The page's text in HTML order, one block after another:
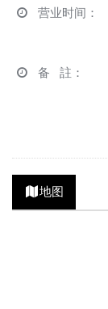
营业时间 ：
备 註 ：
地图